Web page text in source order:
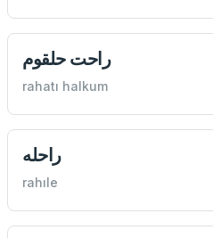
راحت حلقوم
rahatı halkum
راحله
rahıle